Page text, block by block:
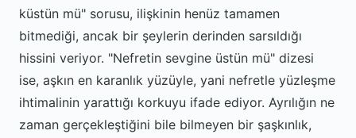
küstün mü" sorusu, ilişkinin henüz tamamen
bitmediği, ancak bir şeylerin derinden sarsıldığı
hissini veriyor. "Nefretin sevgine üstün mü" dizesi
ise, aşkın en karanlık yüzüyle, yani nefretle yüzleşme
ihtimalinin yarattığı korkuyu ifade ediyor. Ayrılığın ne
zaman gerçekleştiğini bile bilmeyen bir şaşkınlık,